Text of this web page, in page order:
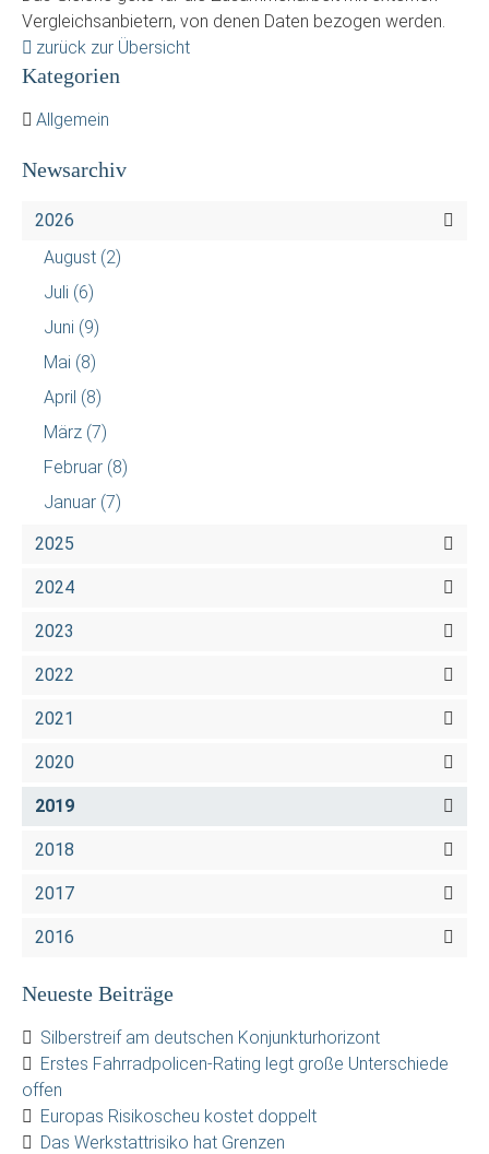
Vergleichsanbietern, von denen Daten bezogen werden.
zurück zur Übersicht
Kategorien
Allgemein
Newsarchiv
2026
August (2)
Juli (6)
Juni (9)
Mai (8)
April (8)
März (7)
Februar (8)
Januar (7)
2025
2024
2023
2022
2021
2020
2019
2018
2017
2016
Neueste Beiträge
Silberstreif am deutschen Konjunkturhorizont
Erstes Fahrradpolicen-Rating legt große Unterschiede
offen
Europas Risikoscheu kostet doppelt
Das Werkstattrisiko hat Grenzen